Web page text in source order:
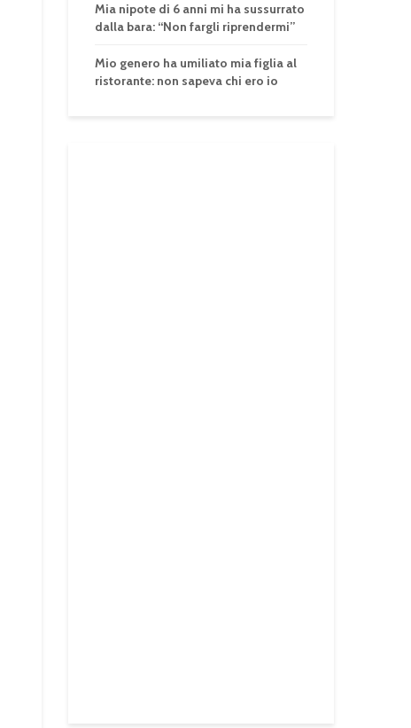
Mia nipote di 6 anni mi ha sussurrato
dalla bara: “Non fargli riprendermi”
Mio genero ha umiliato mia figlia al
ristorante: non sapeva chi ero io